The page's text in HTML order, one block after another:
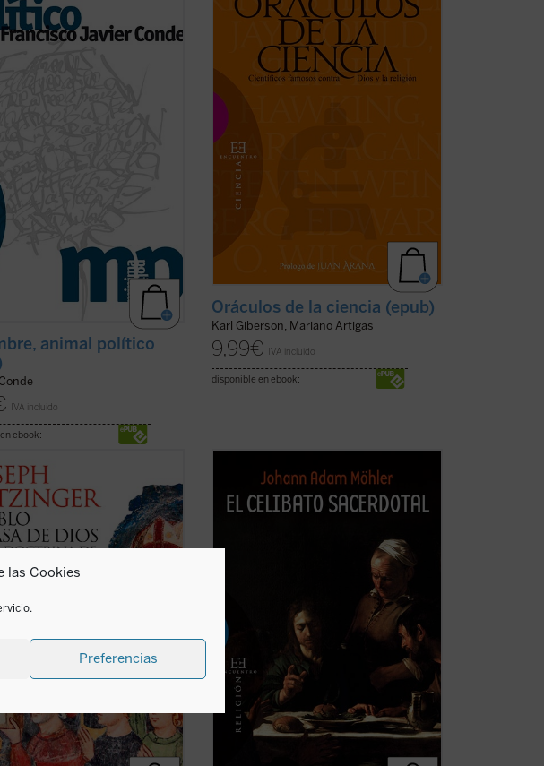
las Cookies
Preferencias
paradójicamente con una
despolitizaday un Estado
. También con la perversa
animal político
IVA incluido
ebook:
algunos ha desplazado a la religión, y los
creyentes deben afrontar los desafíos
planteados por la ciencia. Sin embargo,
pocos tienen ...(ver ficha)
Oráculos de la ciencia (epub)
Karl Giberson, Mariano Artigas
9,99€ IVA incluido
disponible en ebook:
de pueblo de Dios en la
de Agustín de Hipona es el
central de este libro, redactado
doctoral por Joseph
y que supuso su brillante
En ...(ver ficha)
Este libro, traducido por primera vez al
introducción y notas, recoge las
sacerdotes católicos. Aunque se publicó
(ver ficha)